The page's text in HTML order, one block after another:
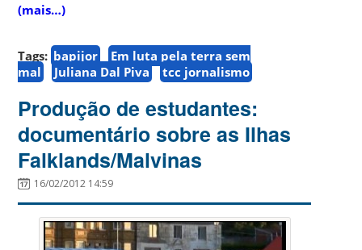
(mais…)
Tags: bapijor
Em luta pela terra sem
mal
Juliana Dal Piva tcc jornalismo
Produção de estudantes:
documentário sobre as Ilhas
Falklands/Malvinas
16/02/2012 14:59